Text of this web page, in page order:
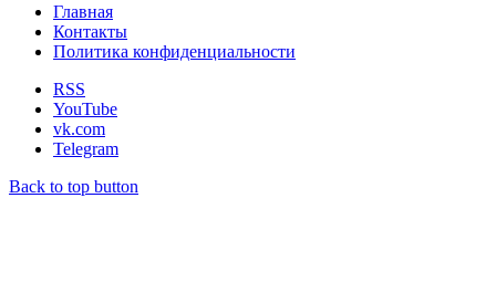
Главная
Контакты
Политика конфиденциальности
RSS
YouTube
vk.com
Telegram
Back to top button